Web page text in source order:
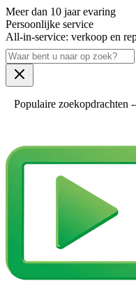
Meer dan 10 jaar evaring
Persoonlijke service
All-in-service: verkoop en
Populaire zoekopdrachten